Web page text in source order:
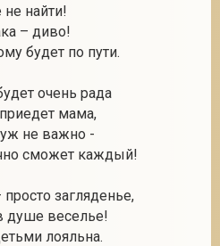
найти!
– диво!
будет по пути.
очень рада
мама,
не важно -
сможет каждый!
загляденье,
душе веселье!
лояльна.